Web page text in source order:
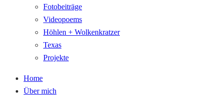
Fotobeiträge
Videopoems
Höhlen + Wolkenkratzer
Texas
Projekte
Home
Über mich